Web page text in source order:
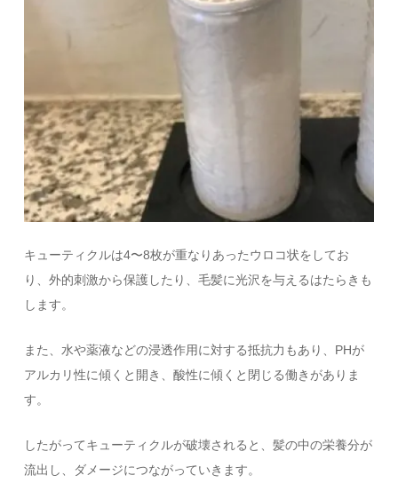
キューティクルは4〜8枚が重なりあったウロコ状をしてお
り、外的刺激から保護したり、毛髪に光沢を与えるはたらきも
します。
また、水や薬液などの浸透作用に対する抵抗力もあり、PHが
アルカリ性に傾くと開き、酸性に傾くと閉じる働きがありま
す。
したがってキューティクルが破壊されると、髪の中の栄養分が
流出し、ダメージにつながっていきます。